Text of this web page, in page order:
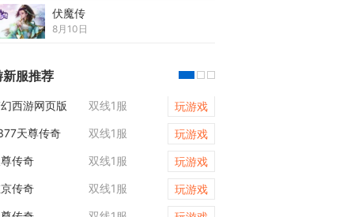
伏魔传
8月10日
新服推荐
西游网页版 双线1服
玩游戏
天尊传奇
双线1服
玩游戏
传奇
双线1服
玩游戏
传奇
双线1服
玩游戏